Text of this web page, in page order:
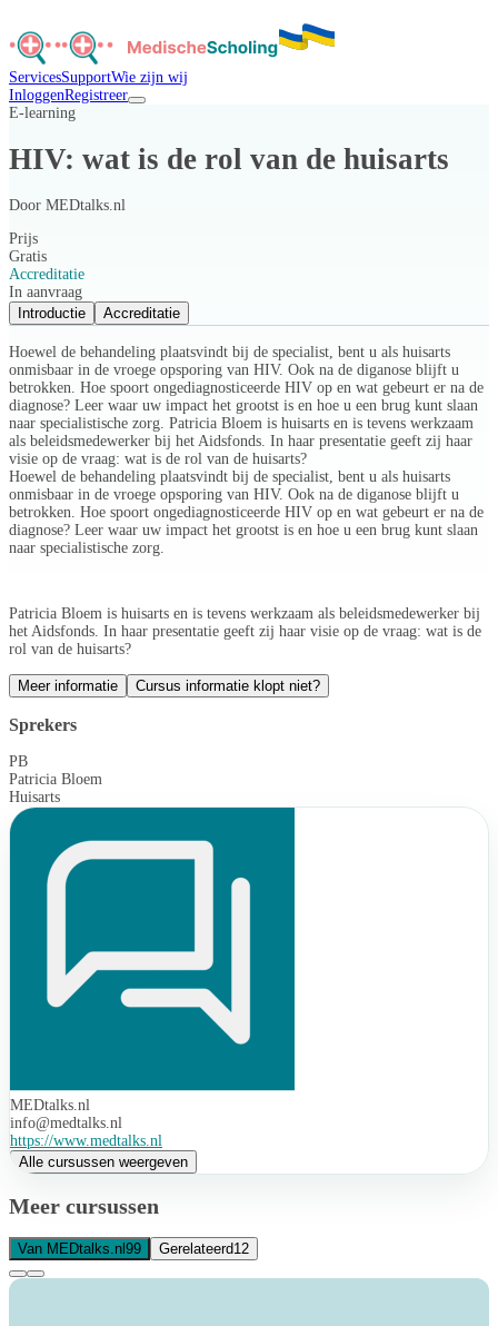
ServicesSupportWie zijn wij
InloggenRegistreer
E-learning
HIV: wat is de rol van de huisarts
Door MEDtalks.nl
Prijs
Gratis
Accreditatie
In aanvraag
Introductie
Accreditatie
Hoewel de behandeling plaatsvindt bij de specialist, bent u als huisarts
onmisbaar in de vroege opsporing van HIV. Ook na de diganose blijft u
betrokken. Hoe spoort ongediagnosticeerde HIV op en wat gebeurt er na de
diagnose? Leer waar uw impact het grootst is en hoe u een brug kunt slaan
naar specialistische zorg. Patricia Bloem is huisarts en is tevens werkzaam
als beleidsmedewerker bij het Aidsfonds. In haar presentatie geeft zij haar
visie op de vraag: wat is de rol van de huisarts?
Hoewel de behandeling plaatsvindt bij de specialist, bent u als huisarts
onmisbaar in de vroege opsporing van HIV. Ook na de diganose blijft u
betrokken. Hoe spoort ongediagnosticeerde HIV op en wat gebeurt er na de
diagnose? Leer waar uw impact het grootst is en hoe u een brug kunt slaan
naar specialistische zorg.
Patricia Bloem is huisarts en is tevens werkzaam als beleidsmedewerker bij
het Aidsfonds. In haar presentatie geeft zij haar visie op de vraag: wat is de
rol van de huisarts?
Meer informatie Cursus informatie klopt niet?
Sprekers
PB
Patricia Bloem
Huisarts
MEDtalks.nl
info@medtalks.nl
https://www.medtalks.nl
Alle cursussen weergeven
Meer cursussen
Van MEDtalks.nl 99 Gerelateerd12